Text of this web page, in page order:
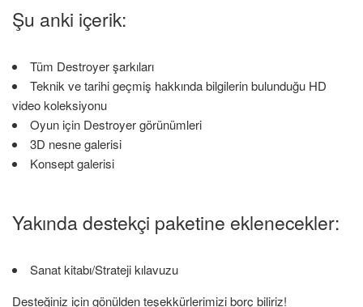
Şu anki içerik:
Tüm Destroyer şarkıları
Teknik ve tarihi geçmiş hakkında bilgilerin bulunduğu HD
video koleksiyonu
Oyun için Destroyer görünümleri
3D nesne galerisi
Konsept galerisi
Yakında destekçi paketine eklenecekler:
Sanat kitabı/Strateji kılavuzu
Desteğiniz için gönülden teşekkürlerimizi borç biliriz!